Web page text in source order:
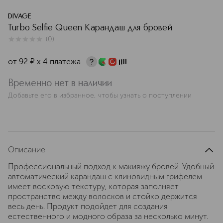
DIVAGE
Turbo Selfie Queen Карандаш для бровей
(0)
от 92 ¤ х 4 платежа
Временно нет в наличии
Добавьте его в избранное, чтобы узнать о поступлении
Описание
Профессиональный подход к макияжу бровей. Удобный
автоматический карандаш с клиновидным грифелем
имеет восковую текстуру, которая заполняет
пространство между волосков и стойко держится
весь день. Продукт подойдет для создания
естественного и модного образа за несколько минут.